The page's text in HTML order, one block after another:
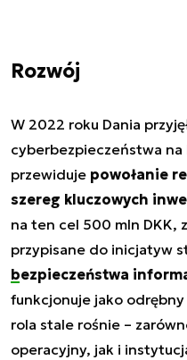
Rozwój
W 2022 roku Dania
cyberbezpieczeństwa
przewiduje powołanie
szereg kluczowych
na ten cel 500 mln DKK,
przypisane do inicjatyw
bezpieczeństwa
funkcjonuje jako
rola stale rośnie –
operacyjny, jak i